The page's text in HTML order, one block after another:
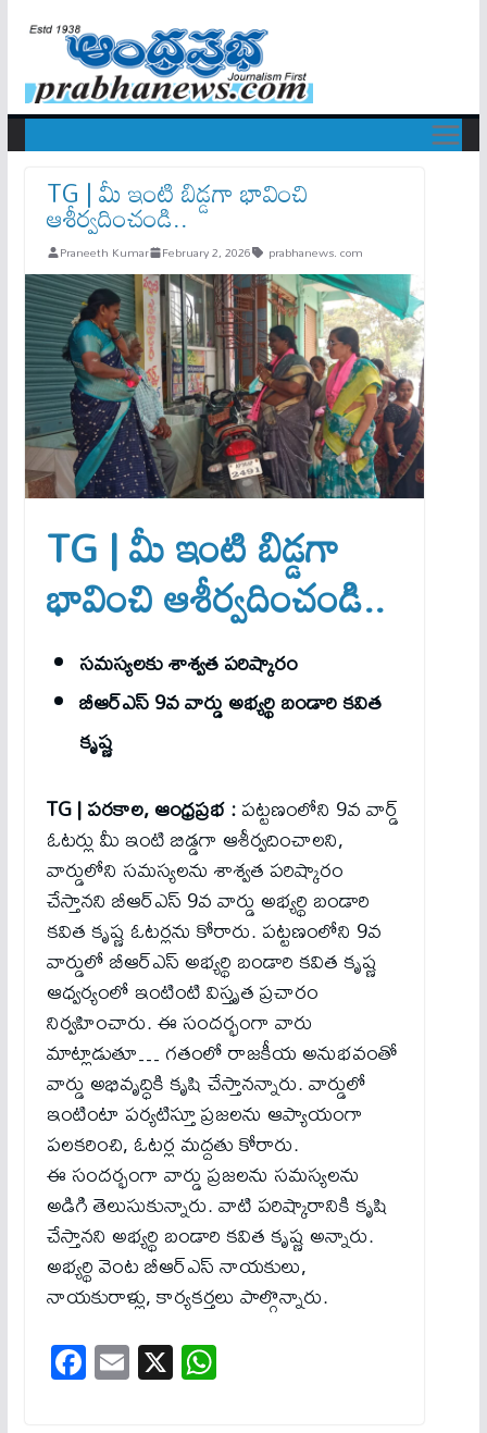
TG | మీ ఇంటి బిడ్డగా భావించి
ఆశీర్వదించండి..
Praneeth Kumar February 2, 2026 prabhanews. com
TG | మీ ఇంటి బిడ్డగా
భావించి ఆశీర్వదించండి..
సమస్యలకు శాశ్వత పరిష్కారం
బీఆర్ఎస్ 9వ వార్డు అభ్యర్థి బండారి కవిత
కృష్ణ
TG | పరకాల, ఆంధ్రప్రభ :పట్టణంలోని 9వ వార్డ్
ఓటర్లు మీ ఇంటి బిడ్డగా ఆశీర్వదించాలని,
వార్డులోని సమస్యలను శాశ్వత పరిష్కారం
చేస్తానని బీఆర్ఎస్ 9వ వార్డు అభ్యర్థి బండారి
కవిత కృష్ణ ఓటర్లను కోరారు. పట్టణంలోని 9వ
వార్డులో బీఆర్ఎస్ అభ్యర్థి బండారి కవిత కృష్ణ
ఆధ్వర్యంలో ఇంటింటి విస్తృత ప్రచారం
నిర్వహించారు. ఈ సందర్భంగా వారు
మాట్లాడుతూ… గతంలో రాజకీయ అనుభవంతో
వార్డు అభివృద్ధికి కృషి చేస్తానన్నారు. వార్డులో
ఇంటింటా పర్యటిస్తూ ప్రజలను ఆప్యాయంగా
పలకరించి, ఓటర్ల మద్దతు కోరారు.
ఈ సందర్భంగా వార్డు ప్ర‌జ‌ల‌ను సమస్యలను
అడిగి తెలుసుకున్నారు. వాటి పరిష్కారానికి కృషి
చేస్తానని అభ్యర్థి బండారి కవిత కృష్ణ అన్నారు.
అభ్యర్థి వెంట బీఆర్ఎస్ నాయకులు,
నాయకురాళ్లు, కార్యకర్తలు పాల్గొన్నారు.
Fa
ce
E
m
X W
ha